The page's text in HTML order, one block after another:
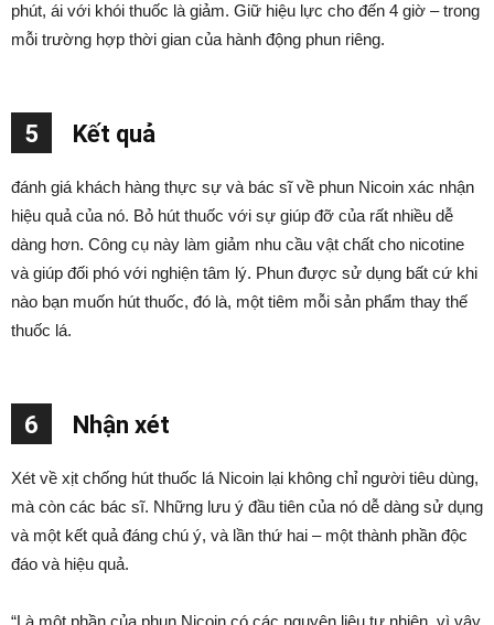
phút, ái với khói thuốc là giảm. Giữ hiệu lực cho đến 4 giờ – trong
mỗi trường hợp thời gian của hành động phun riêng.
5 Kết quả
đánh giá khách hàng thực sự và bác sĩ về phun Nicoin xác nhận
hiệu quả của nó. Bỏ hút thuốc với sự giúp đỡ của rất nhiều dễ
dàng hơn. Công cụ này làm giảm nhu cầu vật chất cho nicotine
và giúp đối phó với nghiện tâm lý. Phun được sử dụng bất cứ khi
nào bạn muốn hút thuốc, đó là, một tiêm mỗi sản phẩm thay thế
thuốc lá.
6 Nhận xét
Xét về xịt chống hút thuốc lá Nicoin lại không chỉ người tiêu dùng,
mà còn các bác sĩ. Những lưu ý đầu tiên của nó dễ dàng sử dụng
và một kết quả đáng chú ý, và lần thứ hai – một thành phần độc
đáo và hiệu quả.